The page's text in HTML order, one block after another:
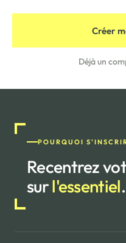
POURQUOI
Recentrez
surl'essentiel.
Créer
Déjà un